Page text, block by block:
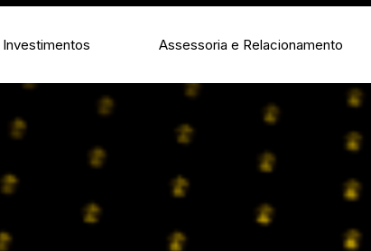
Investimentos Assessoria e Relacionamento